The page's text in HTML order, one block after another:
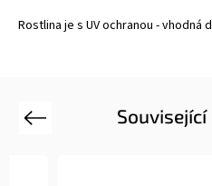
Rostlina je s UV ochranou - vhodná
Previous